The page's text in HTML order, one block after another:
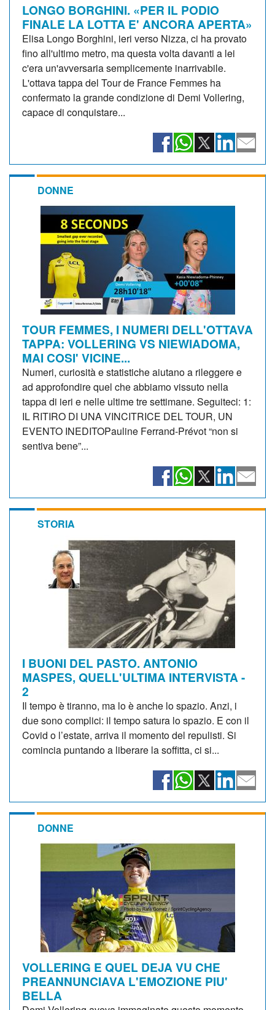
LONGO BORGHINI. «PER IL PODIO
FINALE LA LOTTA E' ANCORA APERTA»
Elisa Longo Borghini, ieri verso Nizza, ci ha provato
fino all'ultimo metro, ma questa volta davanti a lei
c'era un'avversaria semplicemente inarrivabile.
L'ottava tappa del Tour de France Femmes ha
confermato la grande condizione di Demi Vollering,
capace di conquistare...
DONNE
TOUR FEMMES, I NUMERI DELL'OTTAVA
TAPPA: VOLLERING VS NIEWIADOMA,
MAI COSI' VICINE...
Numeri, curiosità e statistiche aiutano a rileggere e
ad approfondire quel che abbiamo vissuto nella
tappa di ieri e nelle ultime tre settimane. Seguiteci: 1:
IL RITIRO DI UNA VINCITRICE DEL TOUR, UN
EVENTO INEDITOPauline Ferrand-Prévot “non si
sentiva bene”...
STORIA
I BUONI DEL PASTO. ANTONIO
MASPES, QUELL'ULTIMA INTERVISTA -
2
Il tempo è tiranno, ma lo è anche lo spazio. Anzi, i
due sono complici: il tempo satura lo spazio. E con il
Covid o l’estate, arriva il momento del repulisti. Si
comincia puntando a liberare la soffitta, ci si...
DONNE
VOLLERING E QUEL DEJA VU CHE
PREANNUNCIAVA L'EMOZIONE PIU'
BELLA